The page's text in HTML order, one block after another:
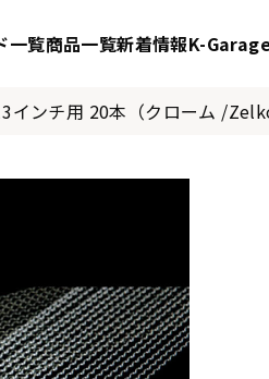
一覧商品一覧新着情報K-
インチ用 20本（クローム /